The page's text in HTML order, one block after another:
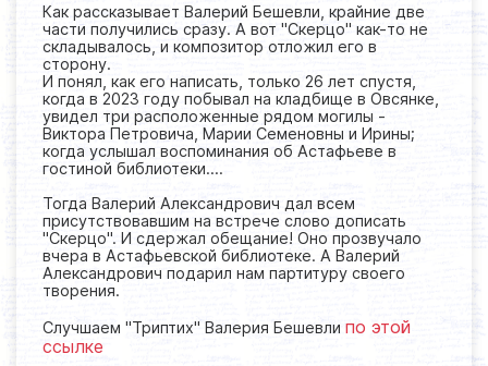
Как рассказывает Валерий Бешевли, крайние две
части получились сразу. А вот "Скерцо" как-то не
складывалось, и композитор отложил его в
сторону.
И понял, как его написать, только 26 лет спустя,
когда в 2023 году побывал на кладбище в Овсянке,
увидел три расположенные рядом могилы -
Виктора Петровича, Марии Семеновны и Ирины;
когда услышал воспоминания об Астафьеве в
гостиной библиотеки....
Тогда Валерий Александрович дал всем
присутствовавшим на встрече слово дописать
"Скерцо". И сдержал обещание! Оно прозвучало
вчера в Астафьевской библиотеке. А Валерий
Александрович подарил нам партитуру своего
творения.
Случшаем "Триптих" Валерия Бешевли по этой
ссылке